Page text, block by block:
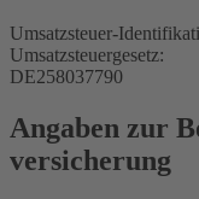
Umsatzsteuer-
Umsatzsteuergesetz:
DE258037790
Angaben zur
versicherung